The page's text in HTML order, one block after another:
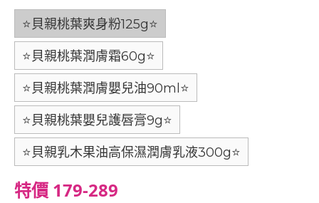
⭐️貝親桃葉爽身粉125g⭐️
⭐️貝親桃葉潤膚霜60g⭐️
⭐️貝親桃葉潤膚嬰兒油90ml⭐️
⭐️貝親桃葉嬰兒護唇膏9g⭐️
⭐️貝親乳木果油高保濕潤膚乳液300g⭐
特價 179-289